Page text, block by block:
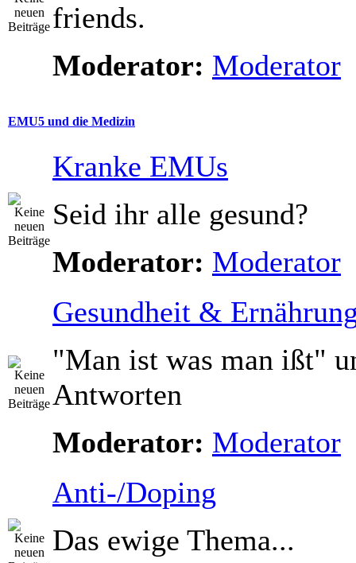
friends.
Moderator: Moderator
EMU5 und die Medizin
Kranke EMUs
Seid ihr alle gesund?
Moderator: Moderator
Gesundheit &
"Man ist was man ißt"
Antworten
Moderator: Moderator
Anti-/Doping
Das ewige Thema...